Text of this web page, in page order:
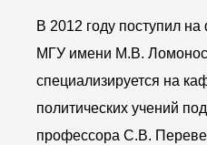
В 2012 году поступил на
МГУ имени М.В.
специализируется на
политических учений
профессора С.В.